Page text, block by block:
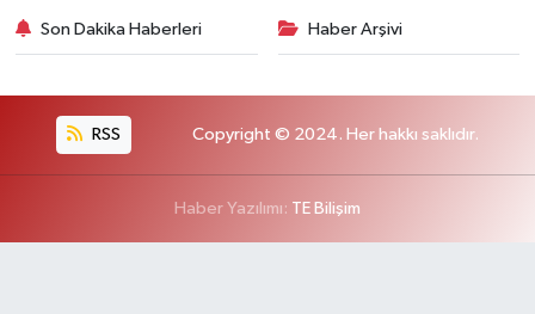
Son Dakika Haberleri Haber Arşivi
RSS Copyright © 2024. Her hakkı saklıdır.
Haber Yazılımı: TE Bilişim